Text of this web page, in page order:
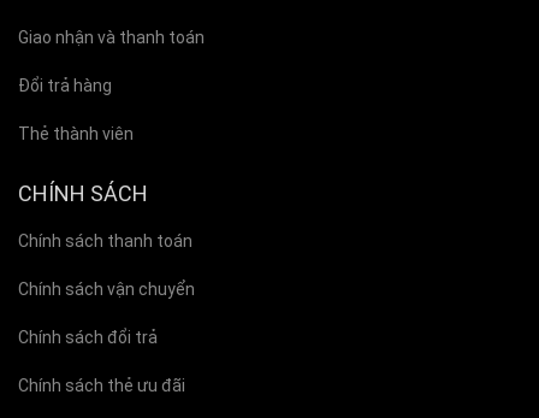
Giao nhận và thanh toán
Đổi trả hàng
Thẻ thành viên
CHÍNH SÁCH
Chính sách thanh toán
Chính sách vận chuyển
Chính sách đổi trả
Chính sách thẻ ưu đãi